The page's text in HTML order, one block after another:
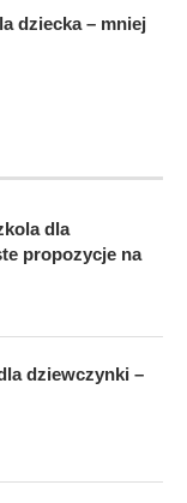
dziecka – mniej
dla
propozycje na
dziewczynki –